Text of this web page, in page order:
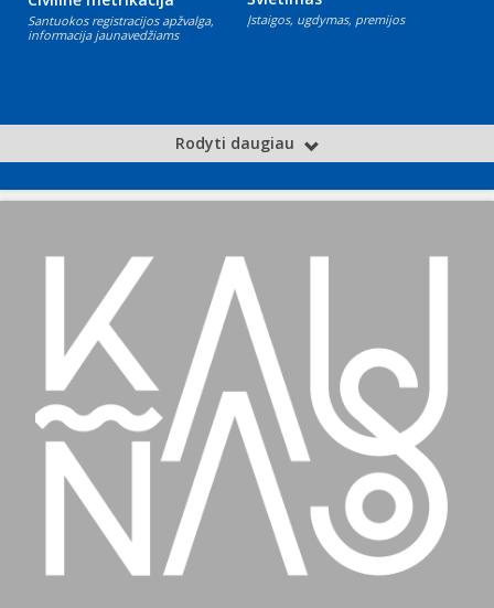
Santuokos registracijos apžvalga,
informacija jaunavedžiams
Įstaigos, ugdymas, premijos
Rodyti daugiau